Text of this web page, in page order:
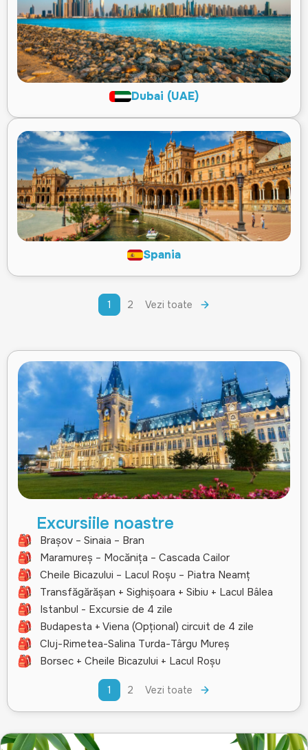
Dubai (UAE)
Spania
1 2 Vezi toate
Excursiile noastre
Brașov – Sinaia – Bran
Maramureș – Mocănița – Cascada Cailor
Cheile Bicazului – Lacul Roșu – Piatra Neamț
Transfăgărășan + Sighișoara + Sibiu + Lacul Bâlea
Istanbul - Excursie de 4 zile
Budapesta + Viena (Opțional) circuit de 4 zile
Cluj-Rimetea-Salina Turda-Târgu Mureș
Borsec + Cheile Bicazului + Lacul Roșu
1 2 Vezi toate